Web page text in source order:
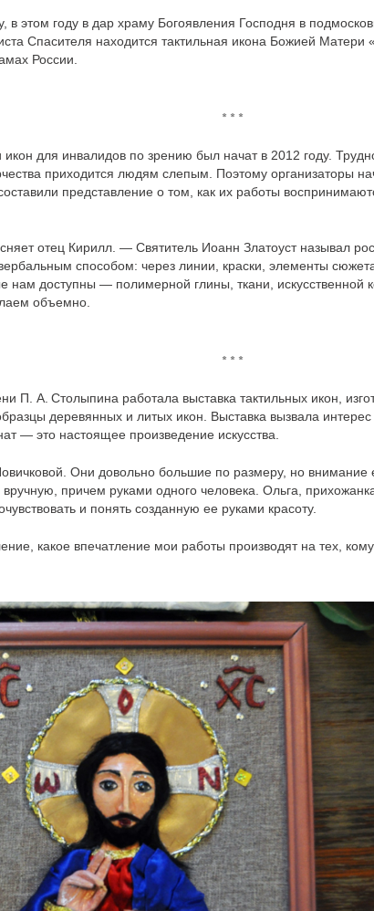
этом году в дар храму Богоявления Господня в
Спасителя находится тактильная икона Божией
России.
* * *
для инвалидов по зрению был начат в 2012 году.
приходится людям слепым. Поэтому организаторы
представление о том, как их работы
отец Кирилл. — Святитель Иоанн Златоуст называл
способом: через линии, краски, элементы
доступны — полимерной глины, ткани, искусственной
объемно.
* * *
П. А. Столыпина работала выставка тактильных икон,
деревянных и литых икон. Выставка вызвала
— это настоящее произведение искусства.
Они довольно большие по размеру, но внимание
причем руками одного человека. Ольга,
и понять созданную ее руками красоту.
какое впечатление мои работы производят на тех,